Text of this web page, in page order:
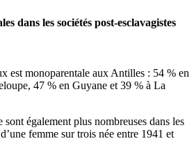
dans les sociétés post-esclavagistes
est monoparentale aux Antilles : 54 % en
47 % en Guyane et 39 % à La
sont également plus nombreuses dans les
femme sur trois née entre 1941 et